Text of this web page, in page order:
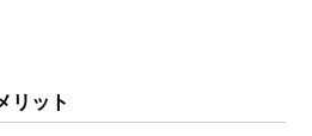
リット